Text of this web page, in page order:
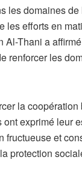
les domaines
efforts en
Thani a
renforcer les
la
exprimé leur
fructueuse et
protection